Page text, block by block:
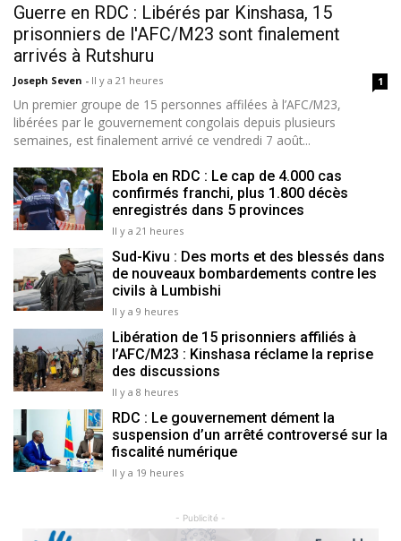
Guerre en RDC : Libérés par Kinshasa, 15
prisonniers de l'AFC/M23 sont finalement
arrivés à Rutshuru
Joseph Seven - Il y a 21 heures 1
Un premier groupe de 15 personnes affilées à l’AFC/M23,
libérées par le gouvernement congolais depuis plusieurs
semaines, est finalement arrivé ce vendredi 7 août...
Ebola en RDC : Le cap de 4.000 cas
confirmés franchi, plus 1.800 décès
enregistrés dans 5 provinces
Il y a 21 heures
Sud-Kivu : Des morts et des blessés dans
de nouveaux bombardements contre les
civils à Lumbishi
Il y a 9 heures
Libération de 15 prisonniers affiliés à
l’AFC/M23 : Kinshasa réclame la reprise
des discussions
Il y a 8 heures
RDC : Le gouvernement dément la
suspension d’un arrêté controversé sur la
fiscalité numérique
Il y a 19 heures
- Publicité -